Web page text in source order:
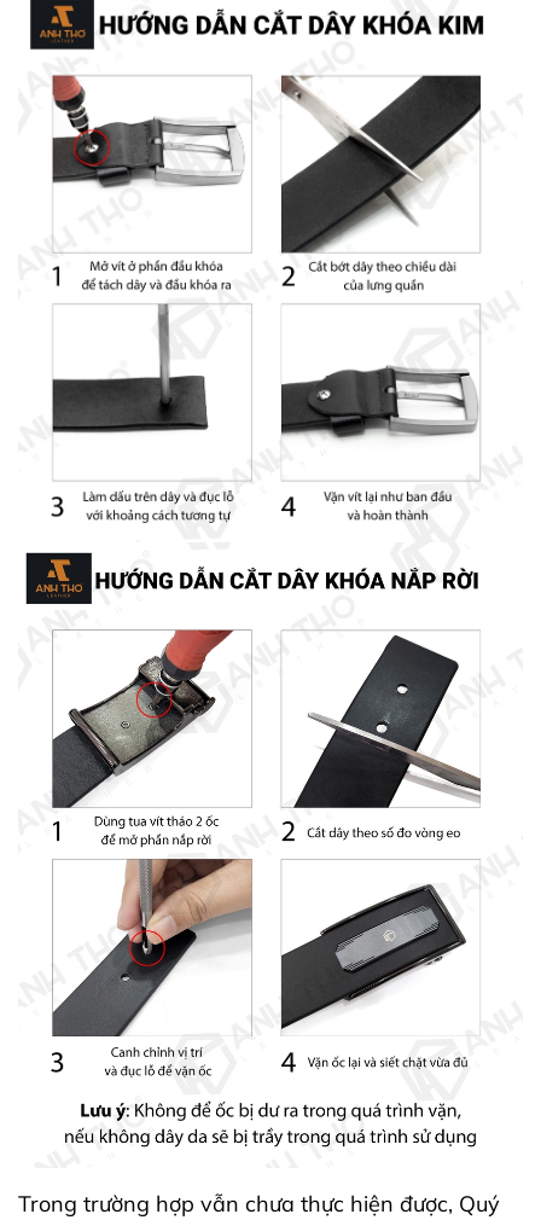
Trong trường hợp vẫn chưa thực hiện được, Quý